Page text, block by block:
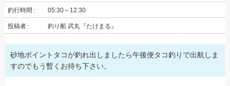
釣行時間 05:30～12:30
投稿者 釣り船 武丸『たけまる』
砂地ポイントタコが釣れ出しましたら午後便タコ釣りで出航しま
すのでもう暫くお待ち下さい。